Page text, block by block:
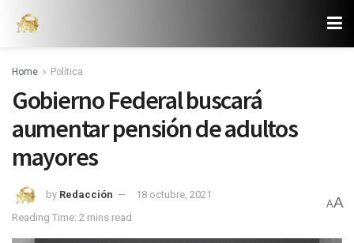
Home Política
Gobierno Federal buscará
aumentar pensión de adultos
mayores
by Redacción
18 octubre, 2021
Reading Time: 2 mins read
AA